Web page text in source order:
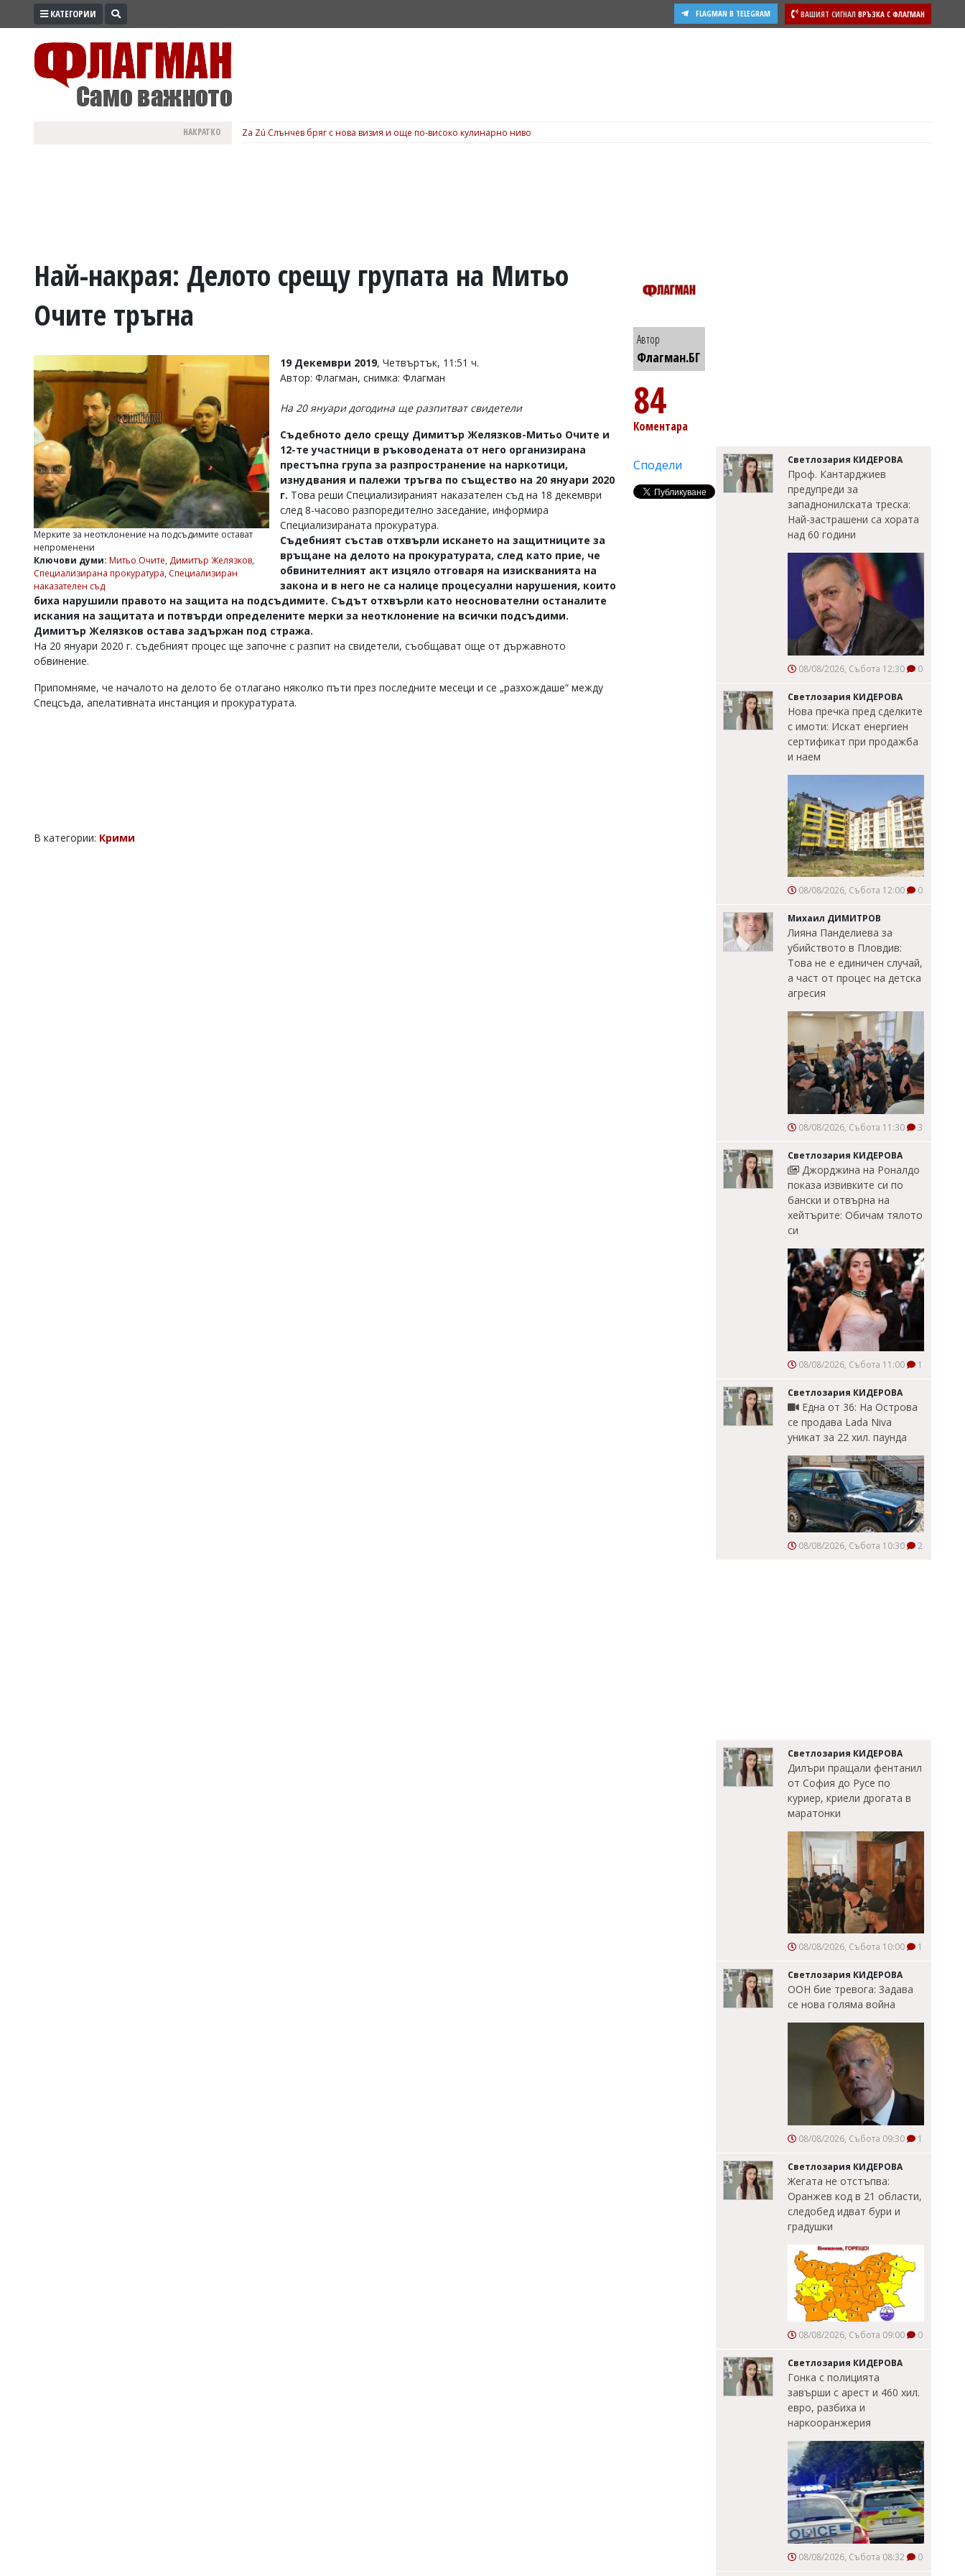
ПРОМО
ВОЙНАТА
УКРАЙНА
РАЗСЛЕДВАНЕ
БИЗНЕС
Управители:
Веселин
Василев,
v.vasilev@flagman.bg
Касабова,
k.kassabova@flagman.bg
Главен
редактор:
office@flagman.bg
Коментарите
статиите
КАТЕГОРИИ ВАШИЯТ СИГНАЛ ВРЪЗКА С ФЛАГМАН
FLAGMAN В TELEGRAM
НАКРАТКО Za Zú Слънчев бряг с нова визия и още по-високо кулинарно ниво
Най-накрая: Делото срещу групата на Митьо
Очите тръгна
Мерките за неотклонение на подсъдимите остават
непроменени
Ключови думи: Митьо Очите, Димитър Желязков,
Специализирана прокуратура, Специализиран
наказателен съд
19 Декември 2019, Четвъртък, 11:51 ч.
Автор: Флагман, снимка: Флагман
На 20 януари догодина ще разпитват свидетели
Съдебното дело срещу Димитър Желязков-Митьо Очите и
12-те участници в ръководената от него организирана
престъпна група за разпространение на наркотици,
изнудвания и палежи тръгва по същество на 20 януари 2020
г. Това реши Специализираният наказателен съд на 18 декември
след 8-часово разпоредително заседание, информира
Специализираната прокуратура.
Съдебният състав отхвърли искането на защитниците за
връщане на делото на прокуратурата, след като прие, че
обвинителният акт изцяло отговаря на изискванията на
закона и в него не са налице процесуални нарушения, които
биха нарушили правото на защита на подсъдимите. Съдът отхвърли като неоснователни останалите
искания на защитата и потвърди определените мерки за неотклонение на всички подсъдими.
Димитър Желязков остава задържан под стража.
На 20 януари 2020 г. съдебният процес ще започне с разпит на свидетели, съобщават още от държавното
обвинение.
Припомняме, че началото на делото бе отлагано няколко пъти през последните месеци и се „разхождаше“ между
Спецсъда, апелативната инстанция и прокуратурата.
В категории: Крими
Автор
Флагман.БГ
84
Коментара
Сподели Светлозария КИДЕРОВА
Проф. Кантарджиев
предупреди за
западнонилската треска:
Най-застрашени са хората
над 60 години
08/08/2026, Събота 12:30 0
Светлозария КИДЕРОВА
Нова пречка пред сделките
с имоти: Искат енергиен
сертификат при продажба
и наем
08/08/2026, Събота 12:00 0
Михаил ДИМИТРОВ
Лияна Панделиева за
убийството в Пловдив:
Това не е единичен случай,
а част от процес на детска
агресия
08/08/2026, Събота 11:30 3
Светлозария КИДЕРОВА
Джорджина на Роналдо
показа извивките си по
бански и отвърна на
хейтърите: Обичам тялото
си
08/08/2026, Събота 11:00 1
Светлозария КИДЕРОВА
Една от 36: На Острова
се продава Lada Niva
уникат за 22 хил. паунда
08/08/2026, Събота 10:30 2
Светлозария КИДЕРОВА
Дилъри пращали фентанил
от София до Русе по
куриер, криели дрогата в
маратонки
08/08/2026, Събота 10:00 1
Светлозария КИДЕРОВА
ООН бие тревога: Задава
се нова голяма война
08/08/2026, Събота 09:30 1
Светлозария КИДЕРОВА
Жегата не отстъпва:
Оранжев код в 21 области,
следобед идват бури и
градушки
08/08/2026, Събота 09:00 0
Светлозария КИДЕРОВА
Гонка с полицията
завърши с арест и 460 хил.
евро, разбиха и
наркооранжерия
08/08/2026, Събота 08:32 0